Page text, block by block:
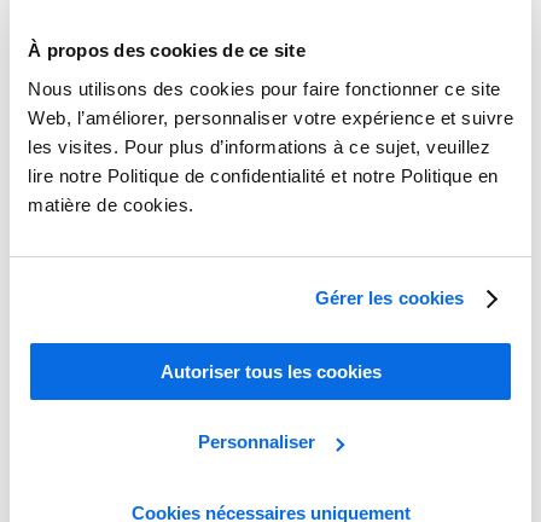
À propos des cookies de ce site
Nous utilisons des cookies pour faire fonctionner ce site
Web, l’améliorer, personnaliser votre expérience et suivre
les visites. Pour plus d’informations à ce sujet, veuillez
lire notre Politique de confidentialité et notre Politique en
matière de cookies.
Gérer les cookies
Autoriser tous les cookies
Personnaliser
Cookies nécessaires uniquement
En savoir plus